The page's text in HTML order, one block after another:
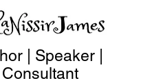
| Speaker |
Consultant